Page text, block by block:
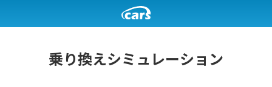
乗り換えシミュレーション